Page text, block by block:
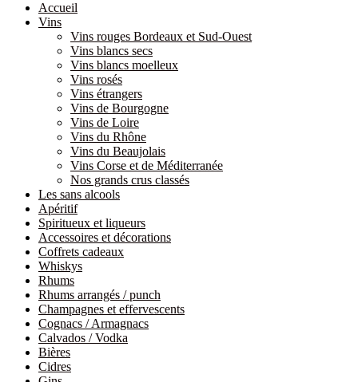
Accueil
Vins
Vins rouges Bordeaux et Sud-Ouest
Vins blancs secs
Vins blancs moelleux
Vins rosés
Vins étrangers
Vins de Bourgogne
Vins de Loire
Vins du Rhône
Vins du Beaujolais
Vins Corse et de Méditerranée
Nos grands crus classés
Les sans alcools
Apéritif
Spiritueux et liqueurs
Accessoires et décorations
Coffrets cadeaux
Whiskys
Rhums
Rhums arrangés / punch
Champagnes et effervescents
Cognacs / Armagnacs
Calvados / Vodka
Bières
Cidres